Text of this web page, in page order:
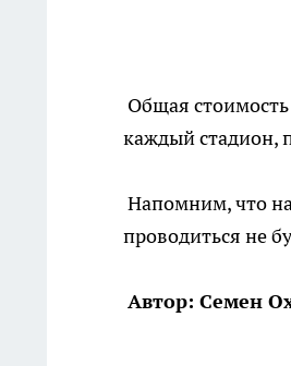
Общая
каждый стадион,
Напомним, что
проводиться не
Автор: Семен